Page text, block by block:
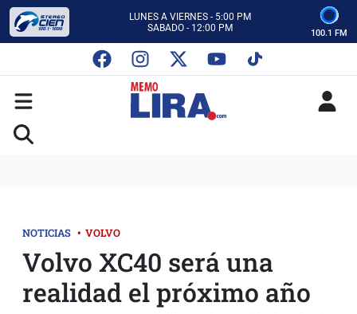
LUNES A VIERNES - 5:00 PM
SABADO - 12:00 PM
CON MEMO LIRA Y SU EQUIPO
LUNES A VIERNES - 5:00 PM
SABADO - 12:00 PM
100.1 FM
NOTICIAS • VOLVO
Volvo XC40 será una
realidad el próximo año